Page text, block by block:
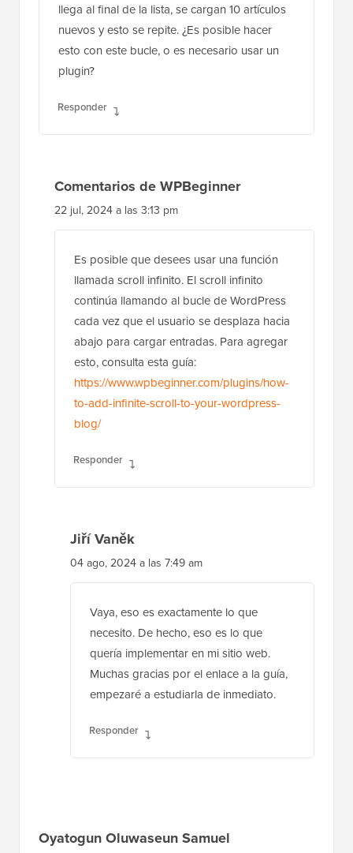
llega al final de la lista, se cargan 10 artículos
nuevos y esto se repite. ¿Es posible hacer
esto con este bucle, o es necesario usar un
plugin?
Responder
Comentarios de WPBeginner
22 jul, 2024 a las 3:13 pm
Es posible que desees usar una función
llamada scroll infinito. El scroll infinito
continúa llamando al bucle de WordPress
cada vez que el usuario se desplaza hacia
abajo para cargar entradas. Para agregar
esto, consulta esta guía:
https://www.wpbeginner.com/plugins/how-
to-add-infinite-scroll-to-your-wordpress-
blog/
Responder
Jiří Vaněk
04 ago, 2024 a las 7:49 am
Vaya, eso es exactamente lo que
necesito. De hecho, eso es lo que
quería implementar en mi sitio web.
Muchas gracias por el enlace a la guía,
empezaré a estudiarla de inmediato.
Responder
Oyatogun Oluwaseun Samuel